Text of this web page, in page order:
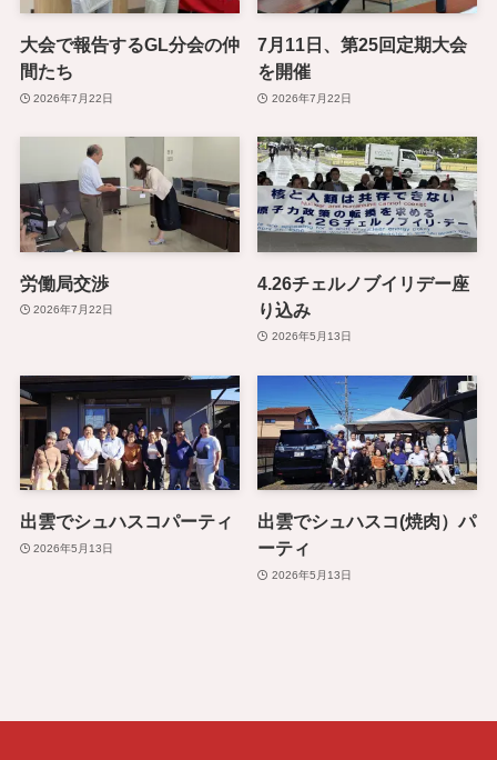
大会で報告するGL分会の仲
間たち
2026年7月22日
7月11日、第25回定期大会
を開催
2026年7月22日
労働局交渉
2026年7月22日
4.26チェルノブイリデー座
り込み
2026年5月13日
出雲でシュハスコパーティ
2026年5月13日
出雲でシュハスコ(焼肉）パ
ーティ
2026年5月13日